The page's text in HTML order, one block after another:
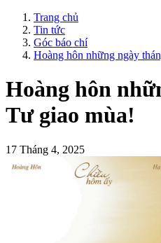
Trang chủ
Tin tức
Góc báo chí
Hoàng hôn những ngày
Hoàng hôn
Tư giao mùa!
17 Tháng 4, 2025